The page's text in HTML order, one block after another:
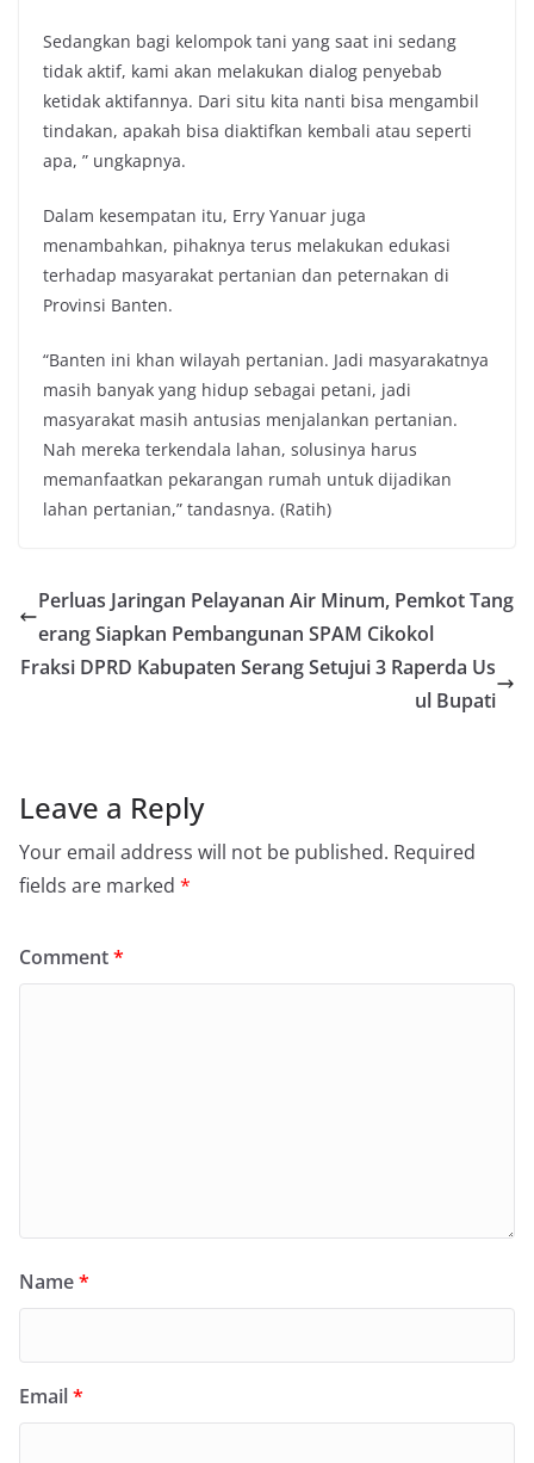
Sedangkan bagi kelompok tani yang saat ini sedang
tidak aktif, kami akan melakukan dialog penyebab
ketidak aktifannya. Dari situ kita nanti bisa mengambil
tindakan, apakah bisa diaktifkan kembali atau seperti
apa, ” ungkapnya.
Dalam kesempatan itu, Erry Yanuar juga
menambahkan, pihaknya terus melakukan edukasi
terhadap masyarakat pertanian dan peternakan di
Provinsi Banten.
“Banten ini khan wilayah pertanian. Jadi masyarakatnya
masih banyak yang hidup sebagai petani, jadi
masyarakat masih antusias menjalankan pertanian.
Nah mereka terkendala lahan, solusinya harus
memanfaatkan pekarangan rumah untuk dijadikan
lahan pertanian,” tandasnya. (Ratih)
Perluas Jaringan Pelayanan Air Minum, Pemkot Tang
erang Siapkan Pembangunan SPAM Cikokol
Fraksi DPRD Kabupaten Serang Setujui 3 Raperda Us
ul Bupati
Leave a Reply
Your email address will not be published. Required
fields are marked *
Comment*
Name*
Email*